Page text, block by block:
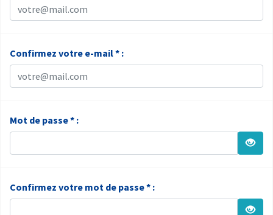
Confirmez votre e-mail * :
Mot de passe * :
Confirmez votre mot de passe * :